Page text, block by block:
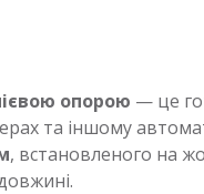
опорою — це
та іншому
, встановленого на